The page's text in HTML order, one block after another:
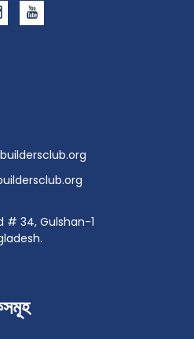
# 34, Gulshan-1